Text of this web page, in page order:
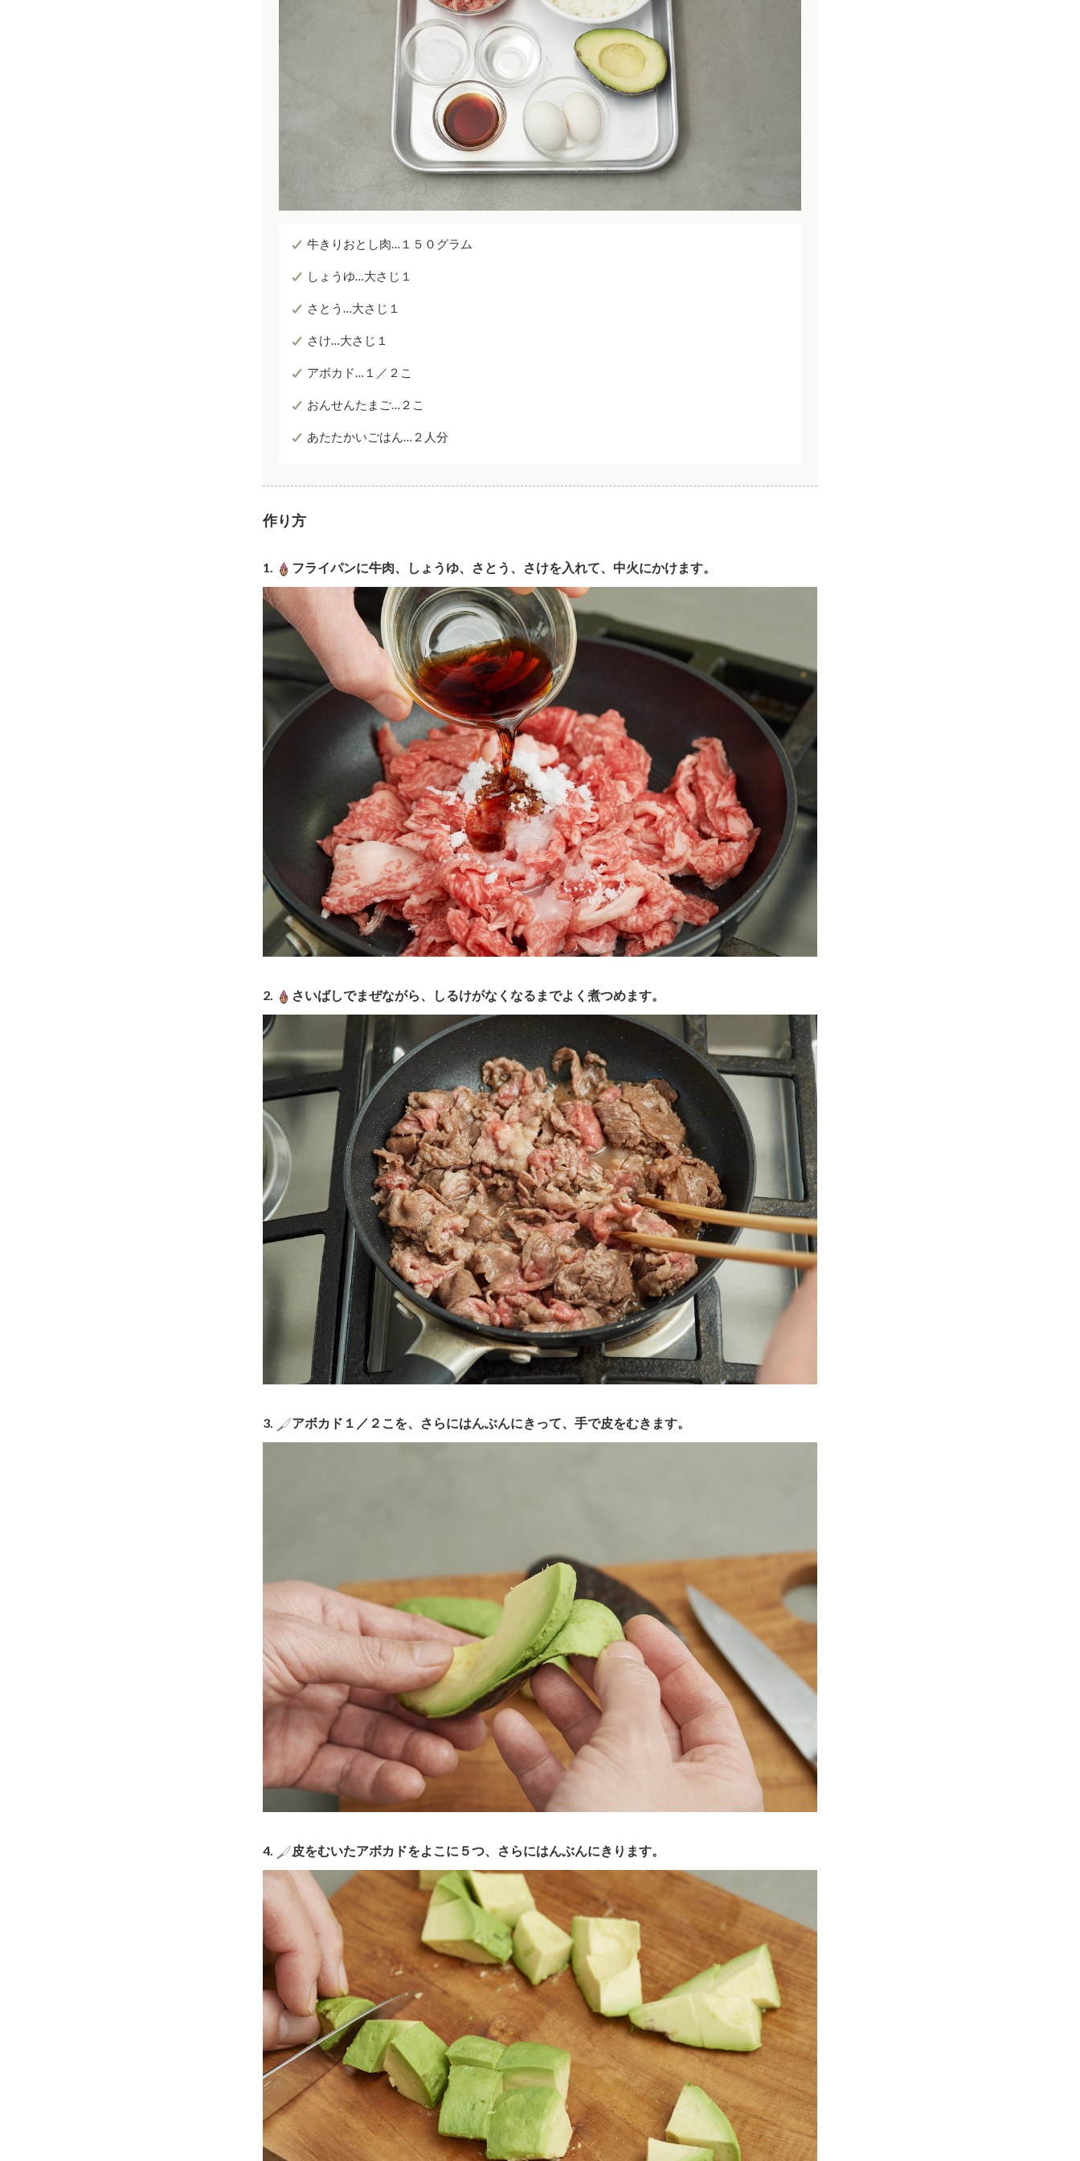
牛きりおとし肉…１５０グラム
しょうゆ…大さじ１
さとう…大さじ１
さけ…大さじ１
アボカド…１／２こ
おんせんたまご…２こ
あたたかいごはん…２人分
作り方
1. フライパンに牛肉、しょうゆ、さとう、さけを入れて、中火にかけます。
2. さいばしでまぜながら、しるけがなくなるまでよく煮つめます。
3. アボカド１／２こを、さらにはんぶんにきって、手で皮をむきます。
4. 皮をむいたアボカドをよこに５つ、さらにはんぶんにきります。